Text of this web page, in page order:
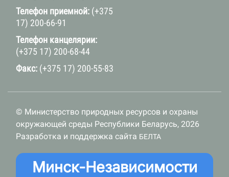
Телефон приемной: (+375
17) 200-66-91
Телефон канцелярии:
(+375 17) 200-68-44
Факс: (+375 17) 200-55-83
© Министерство природных ресурсов и охраны
окружающей среды Республики Беларусь, 2026
Разработка и поддержка сайта БЕЛТА
Минск-Независимости